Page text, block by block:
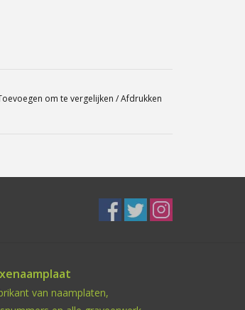
om te vergelijken /Afdrukken
van naamplaten,